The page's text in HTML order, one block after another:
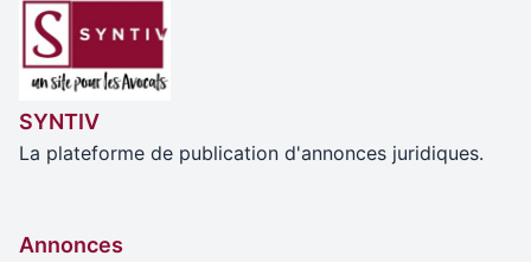
SYNTIV
La plateforme de publication d'annonces juridiques.
Annonces